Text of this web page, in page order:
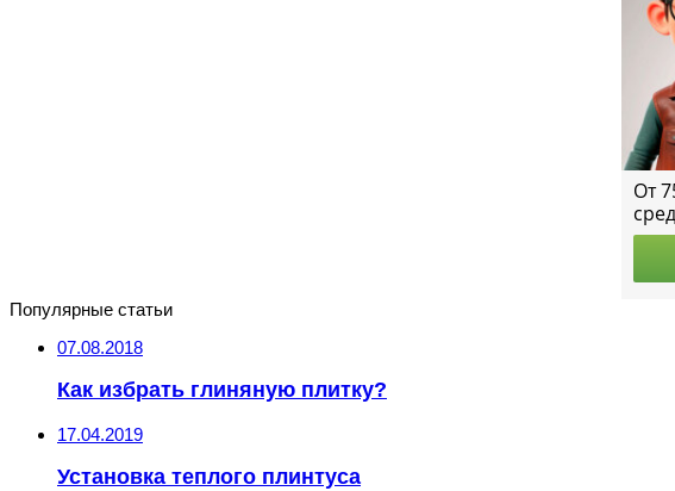
Популярные статьи
07.08.2018
Как избрать глиняную плитку?
17.04.2019
Установка теплого плинтуса